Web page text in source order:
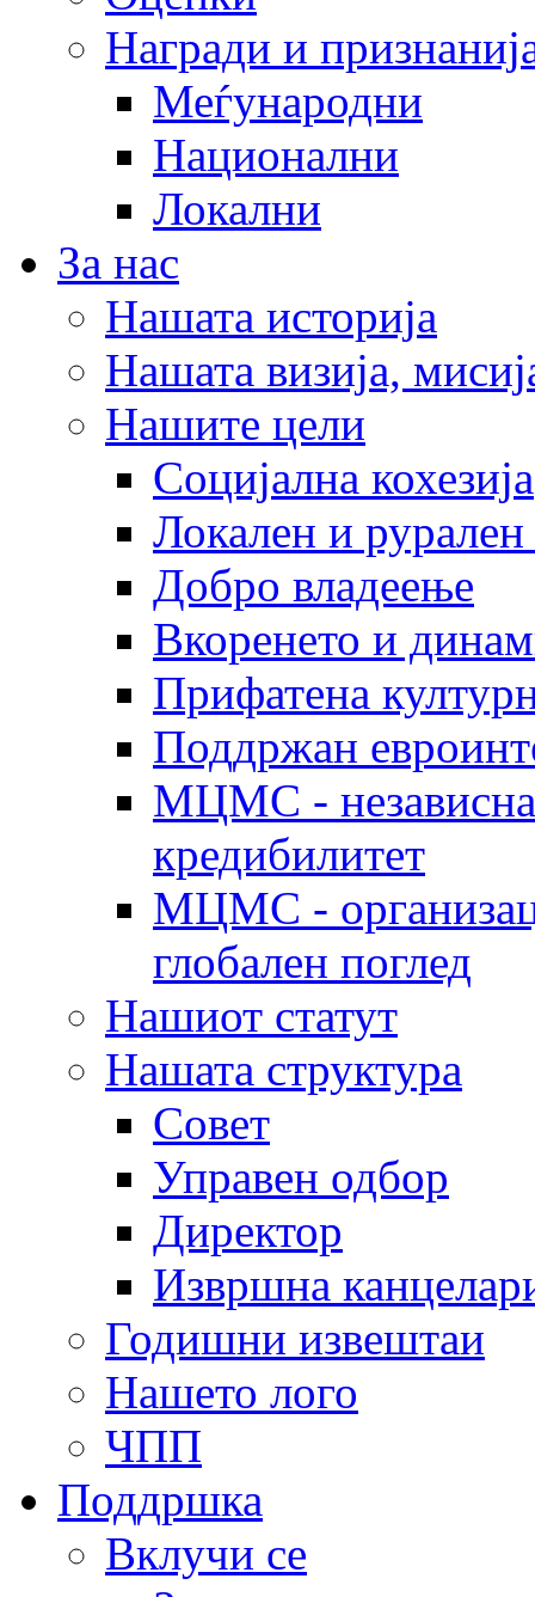
Награди и
Меѓународни
Национални
Локални
За нас
Нашата историја
Нашата визија,
Нашите цели
Социјална кохезија
Локален и рурален
Добро владеење
Вкоренето и
Прифатена
Поддржан
МЦМС - независна
кредибилитет
МЦМС -
глобален поглед
Нашиот статут
Нашата структура
Совет
Управен одбор
Директор
Извршна
Годишни извештаи
Нашето лого
ЧПП
Поддршка
Вклучи се